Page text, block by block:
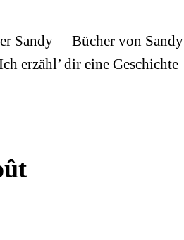
Sandy Bücher von Sandy
erzähl’ dir eine Geschichte